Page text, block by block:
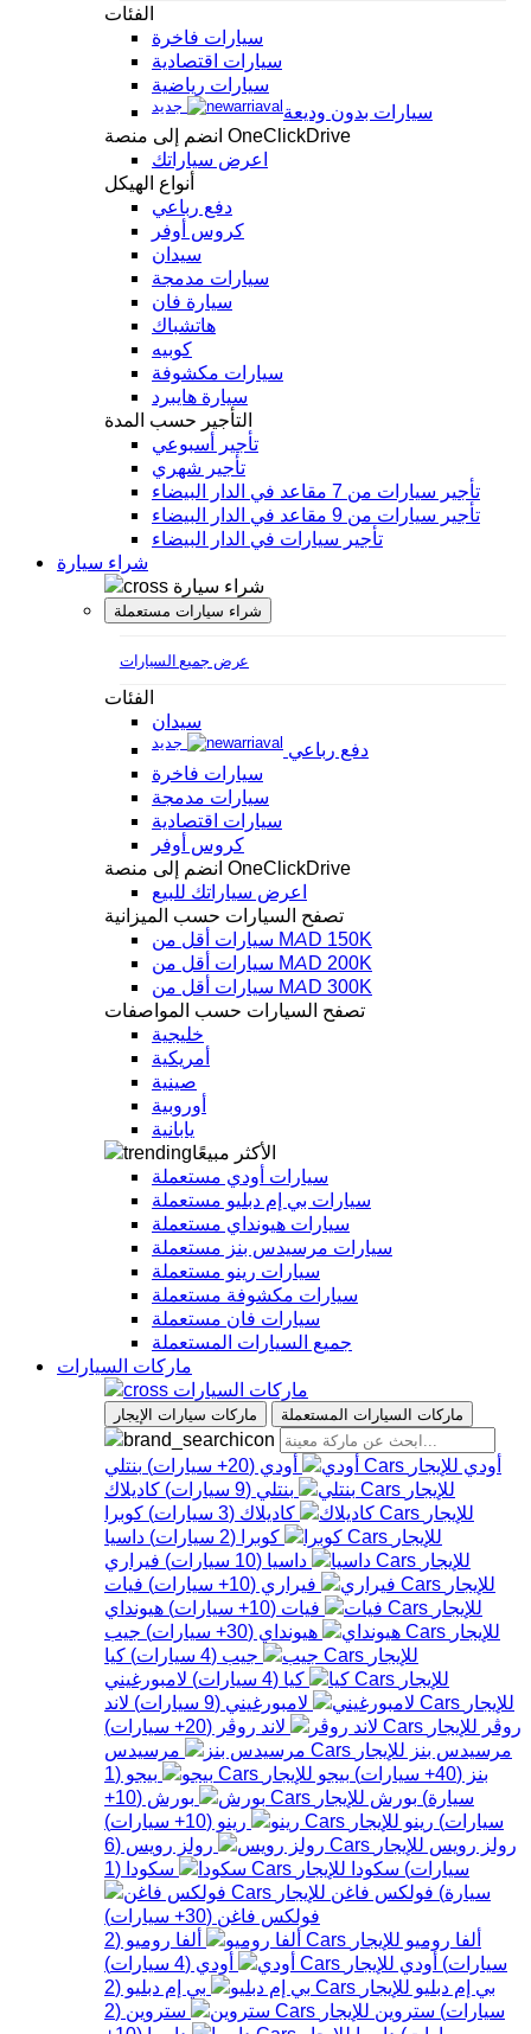
الفئات
سيارات فاخرة
سيارات اقتصادية
سيارات رياضية
سيارات بدون وديعة
جديد
انضم إلى منصة OneClickDrive
اعرض سياراتك
أنواع الهيكل
دفع رباعي
كروس أوفر
سيدان
سيارات مدمجة
سيارة فان
هاتشباك
كوبيه
سيارات مكشوفة
سيارة هايبرد
التأجير حسب المدة
تأجير أسبوعي
تأجير شهري
تأجير سيارات من 7 مقاعد في الدار البيضاء
تأجير سيارات من 9 مقاعد في الدار البيضاء
تأجير سيارات في الدار البيضاء
شراء سيارة
شراء سيارة
شراء سيارات مستعملة
عرض جميع السيارات
الفئات
سيدان
دفع رباعي
جديد
سيارات فاخرة
سيارات مدمجة
سيارات اقتصادية
كروس أوفر
انضم إلى منصة OneClickDrive
اعرض سياراتك للبيع
تصفح السيارات حسب الميزانية
سيارات أقل من MAD 150K
سيارات أقل من MAD 200K
سيارات أقل من MAD 300K
تصفح السيارات حسب المواصفات
خليجية
أمريكية
صينية
أوروبية
يابانية
الأكثر مبيعًا
سيارات أودي مستعملة
سيارات بي إم دبليو مستعملة
سيارات هيونداي مستعملة
سيارات مرسيدس بنز مستعملة
سيارات رينو مستعملة
سيارات مكشوفة مستعملة
سيارات فان مستعملة
جميع السيارات المستعملة
ماركات السيارات
ماركات السيارات
ماركات سيارات الإيجار ماركات السيارات المستعملة
أودي أودي (
20+ سيارات) بنتلي
بنتلي (
9 سيارات) كاديلاك
كاديلاك (
3 سيارات) كوبرا
كوبرا (
2 سيارات) داسيا
داسيا (
10 سيارات) فيراري
فيراري (
10+ سيارات) فيات
فيات (
10+ سيارات) هيونداي
هيونداي (
30+ سيارات) جيب
جيب (
4 سيارات) كيا
كيا (
4 سيارات) لامبورغيني
لامبورغيني (
9 سيارات) لاند
روڤر
لاند روڤر (
20+ سيارات)
مرسيدس بنز
مرسيدس
بنز (
40+ سيارات) بيجو بيجو (
1
سيارة) بورش بورش (
10+
سيارات) رينو رينو (
10+ سيارات)
رولز رويس
رولز رويس (
6
سيارات) سكودا سكودا (
1
سيارة) فولكس فاغن
فولكس فاغن (
30+ سيارات)
ألفا روميو
ألفا روميو (
2
سيارات) أودي أودي (
4 سيارات)
بي إم دبليو
بي إم دبليو (
2
سيارات) ستروين ستروين (
2